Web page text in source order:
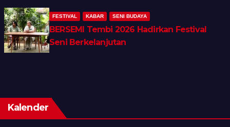
FESTIVAL KABAR SENI BUDAYA
BERSEMI Tembi 2026 Hadirkan Festival
Seni Berkelanjutan
Kalender